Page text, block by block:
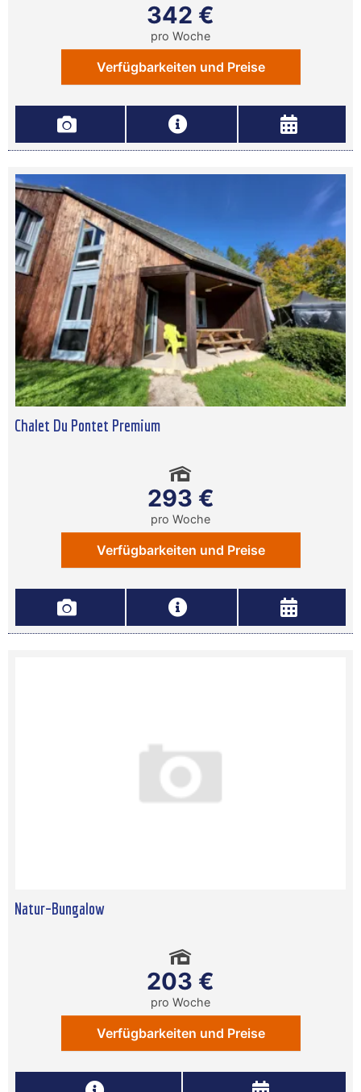
342 €
pro Woche
Verfügbarkeiten und Preise
Chalet Du Pontet Premium
293 €
pro Woche
Verfügbarkeiten und Preise
Natur–Bungalow
203 €
pro Woche
Verfügbarkeiten und Preise